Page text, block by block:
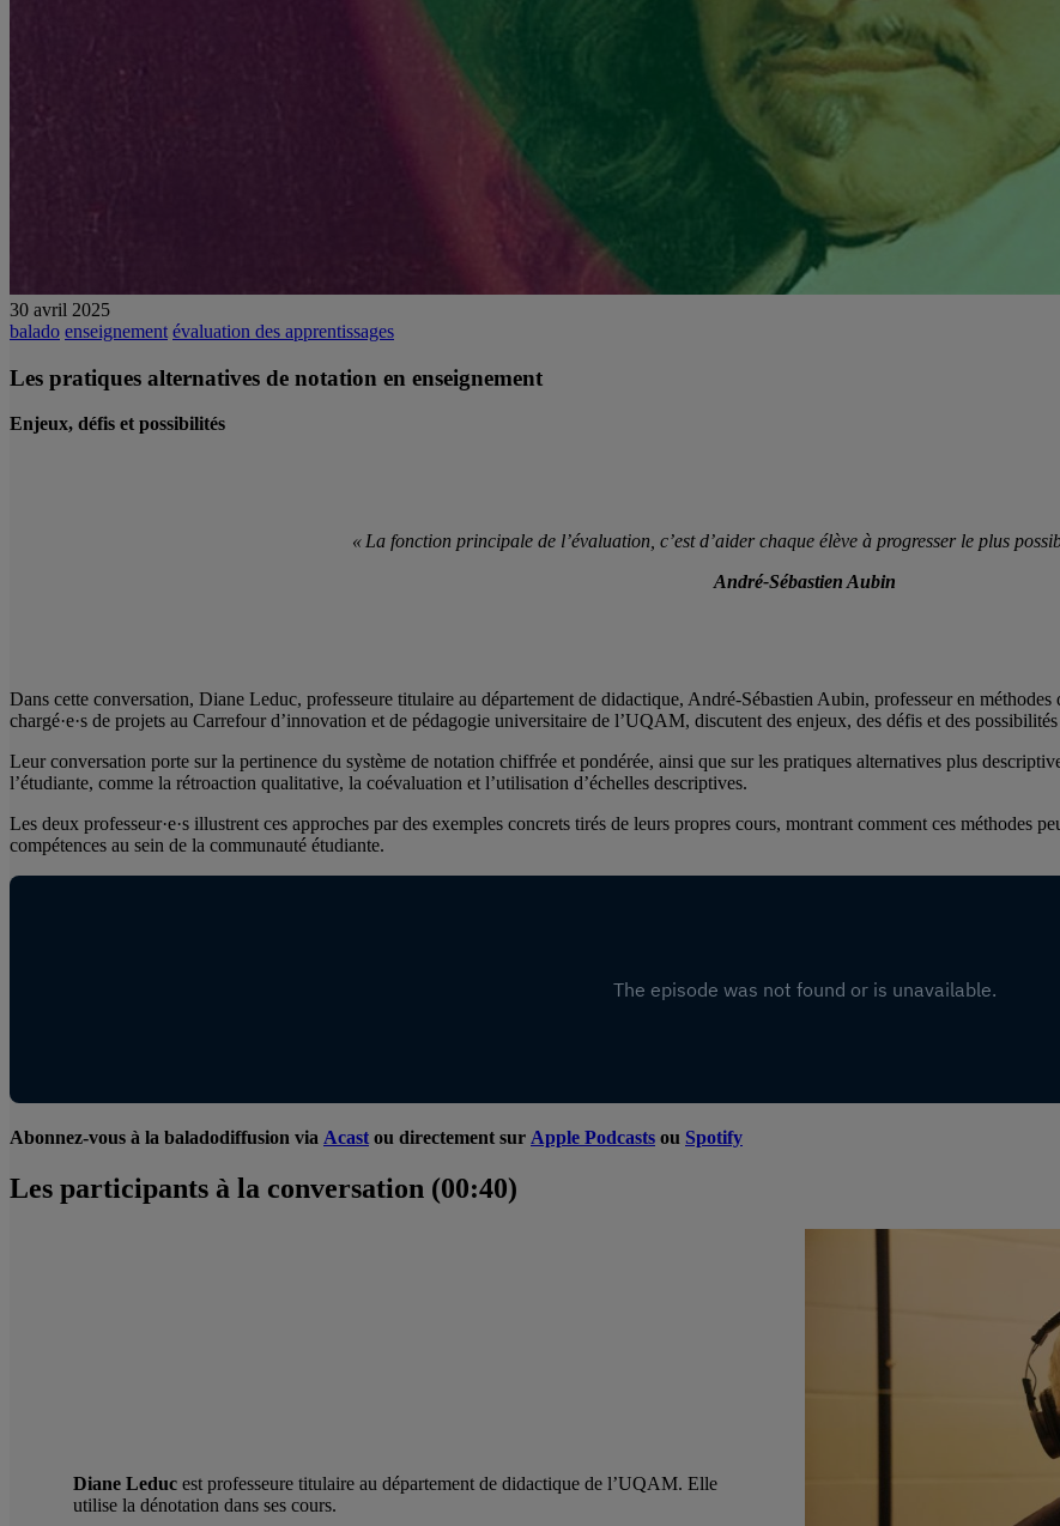
30 avril 2025
balado enseignement évaluation des apprentissages
Les pratiques alternatives de notation en enseignement
Enjeux, défis et possibilités
« La fonction principale de l’évaluation, c’est d’aider chaque élève à progresser le plus
André-Sébastien Aubin
Dans cette conversation, Diane Leduc, professeure titulaire au département de didactique, André-Sébastien Aubin, professeur en
chargé·e·s de projets au Carrefour d’innovation et de pédagogie universitaire de l’UQAM, discutent des enjeux, des défis et des
Leur conversation porte sur la pertinence du système de notation chiffrée et pondérée, ainsi que sur les pratiques alternatives plus
l’étudiante, comme la rétroaction qualitative, la coévaluation et l’utilisation d’échelles descriptives.
Les deux professeur·e·s illustrent ces approches par des exemples concrets tirés de leurs propres cours, montrant comment ces méthodes
compétences au sein de la communauté étudiante.
Abonnez-vous à la baladodiffusion via Acast ou directement sur Apple Podcasts ou Spotify
Les participants à la conversation (00:40)
Diane Leduc est professeure titulaire au département de didactique de l’UQAM. Elle
utilise la dénotation dans ses cours.